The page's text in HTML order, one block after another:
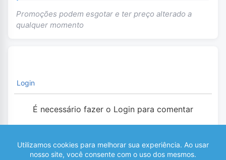
Promoções podem esgotar e ter preço alterado a
qualquer momento
Login
É necessário fazer o Login para comentar